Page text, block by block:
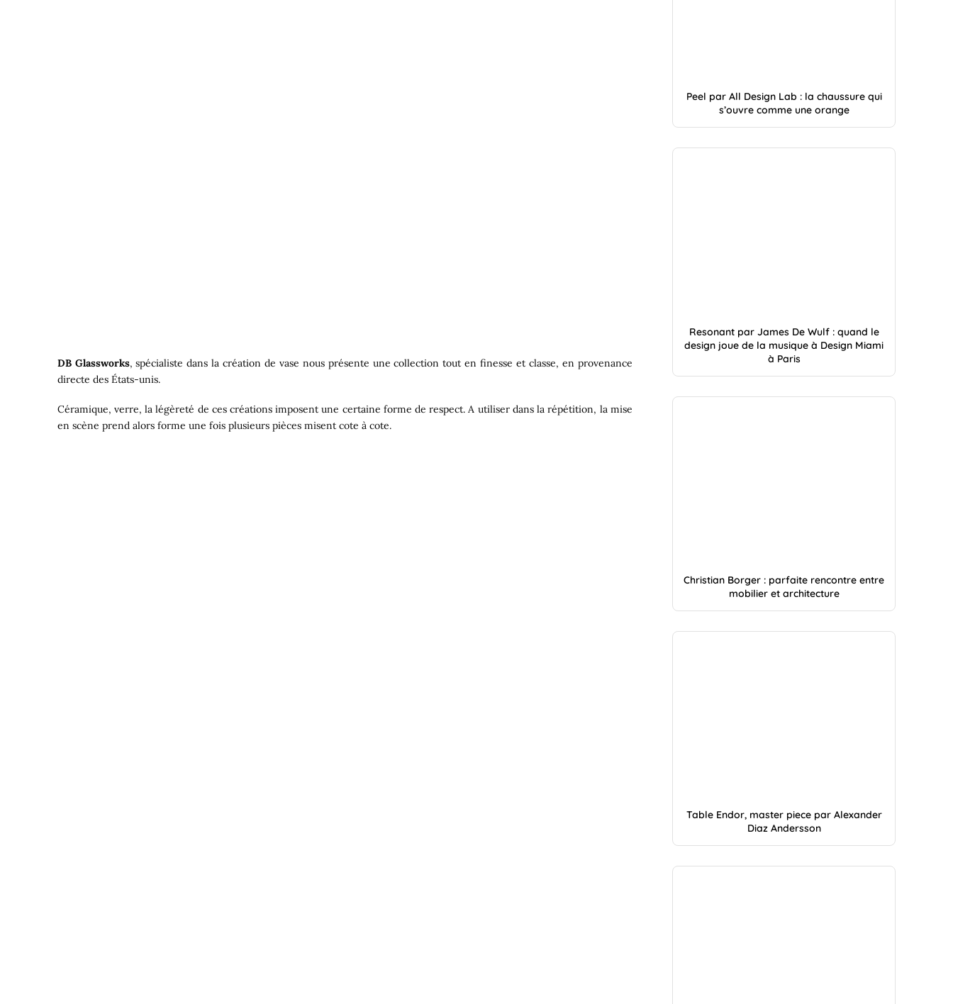
DB Glassworks, spécialiste dans la création de vase nous présente une collection tout en finesse et classe, en provenance
directe des États-unis.
Céramique, verre, la légèreté de ces créations imposent une certaine forme de respect. A utiliser dans la répétition, la mise
en scène prend alors forme une fois plusieurs pièces misent cote à cote.
Peel par All Design Lab : la chaussure qui
s’ouvre comme une orange
Resonant par James De Wulf : quand le
design joue de la musique à Design Miami
à Paris
Christian Borger : parfaite rencontre entre
mobilier et architecture
Table Endor, master piece par Alexander
Diaz Andersson